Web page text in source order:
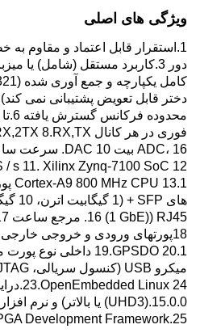
ویژگی های اصلی
25.RFNoCTM FPGA Development Framework